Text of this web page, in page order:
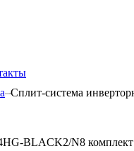
Сплит-система
BLACK2/N8 комплект